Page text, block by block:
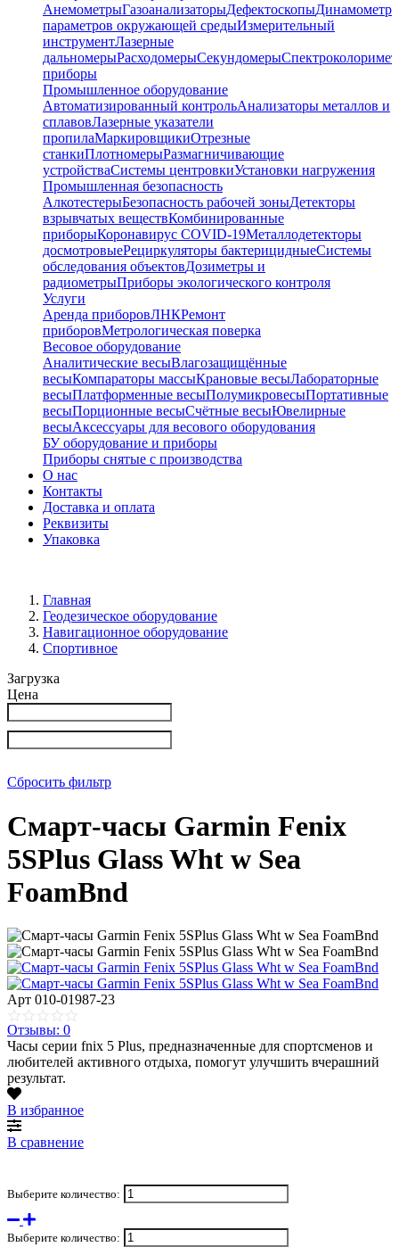
АнемометрыГазоанализаторыДефектоскопы
параметров окружающей средыИзмерительный
инструментЛазерные
дальномерыРасходомерыСекундомеры
приборы
Промышленное оборудование
Автоматизированный контрольАнализаторы металлов и
сплавовЛазерные указатели
пропилаМаркировщикиОтрезные
станкиПлотномерыРазмагничивающие
устройстваСистемы центровкиУстановки нагружения
Промышленная безопасность
АлкотестерыБезопасность рабочей зоныДетекторы
взрывчатых веществКомбинированные
приборыКоронавирус COVID-19Металлодетекторы
досмотровыеРециркуляторы бактерицидныеСистемы
обследования объектовДозиметры и
радиометрыПриборы экологического контроля
Услуги
Аренда приборовЛНКРемонт
приборовМетрологическая поверка
Весовое оборудование
Аналитические весыВлагозащищённые
весыКомпараторы массыКрановые весыЛабораторные
весыПлатформенные весыПолумикровесыПортативные
весыПорционные весыСчётные весыЮвелирные
весыАксессуары для весового оборудования
БУ оборудование и приборы
Приборы снятые с производства
О нас
Контакты
Доставка и оплата
Реквизиты
Упаковка
Главная
Геодезическое оборудование
Навигационное оборудование
Спортивное
Загрузка
Цена
Сбросить фильтр
Смарт-часы Garmin Fenix
5SPlus Glass Wht w Sea
FoamBnd
Арт 010-01987-23
Отзывы: 0
Часы серии fnix 5 Plus, предназначенные для спортсменов и
любителей активного отдыха, помогут улучшить вчерашний
результат.
В избранное
В сравнение
Выберите количество:
Выберите количество: